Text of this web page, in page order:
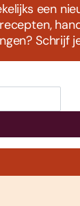
een
Schrijf